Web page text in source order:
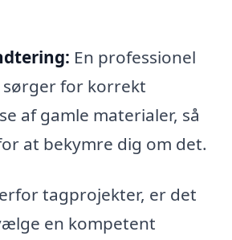
En professionel
for korrekt
af gamle materialer, så
at bekymre dig om det.
tagprojekter, er det
en kompetent